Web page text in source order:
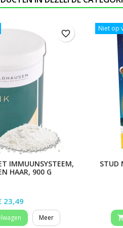
IMMUUNSYSTEEM,
HAAR, 900 G
23,49
Meer
favorite_border
Niet op
STUD